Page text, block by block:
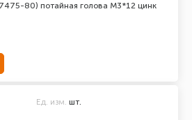
80) потайная голова М3*12 цинк
Ед. изм. шт.